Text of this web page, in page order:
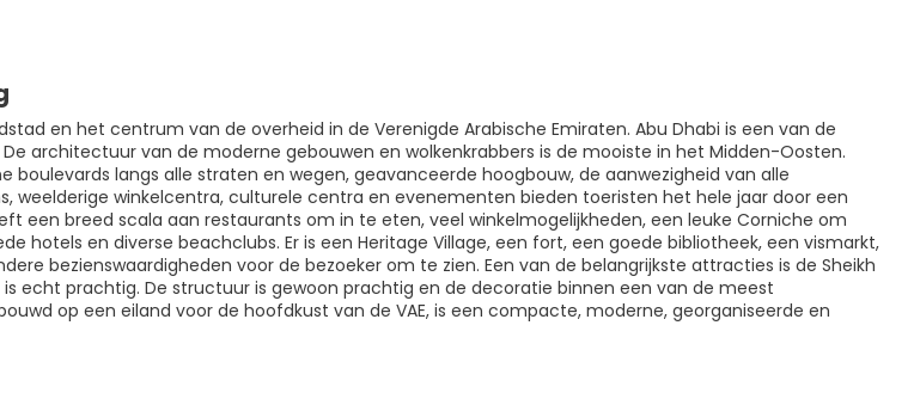
en het centrum van de overheid in de Verenigde Arabische Emiraten. Abu Dhabi is een van de
architectuur van de moderne gebouwen en wolkenkrabbers is de mooiste in het Midden-Oosten.
boulevards langs alle straten en wegen, geavanceerde hoogbouw, de aanwezigheid van alle
weelderige winkelcentra, culturele centra en evenementen bieden toeristen het hele jaar door een
een breed scala aan restaurants om in te eten, veel winkelmogelijkheden, een leuke Corniche om
hotels en diverse beachclubs. Er is een Heritage Village, een fort, een goede bibliotheek, een vismarkt,
bezienswaardigheden voor de bezoeker om te zien. Een van de belangrijkste attracties is de Sheikh
echt prachtig. De structuur is gewoon prachtig en de decoratie binnen een van de meest
op een eiland voor de hoofdkust van de VAE, is een compacte, moderne, georganiseerde en